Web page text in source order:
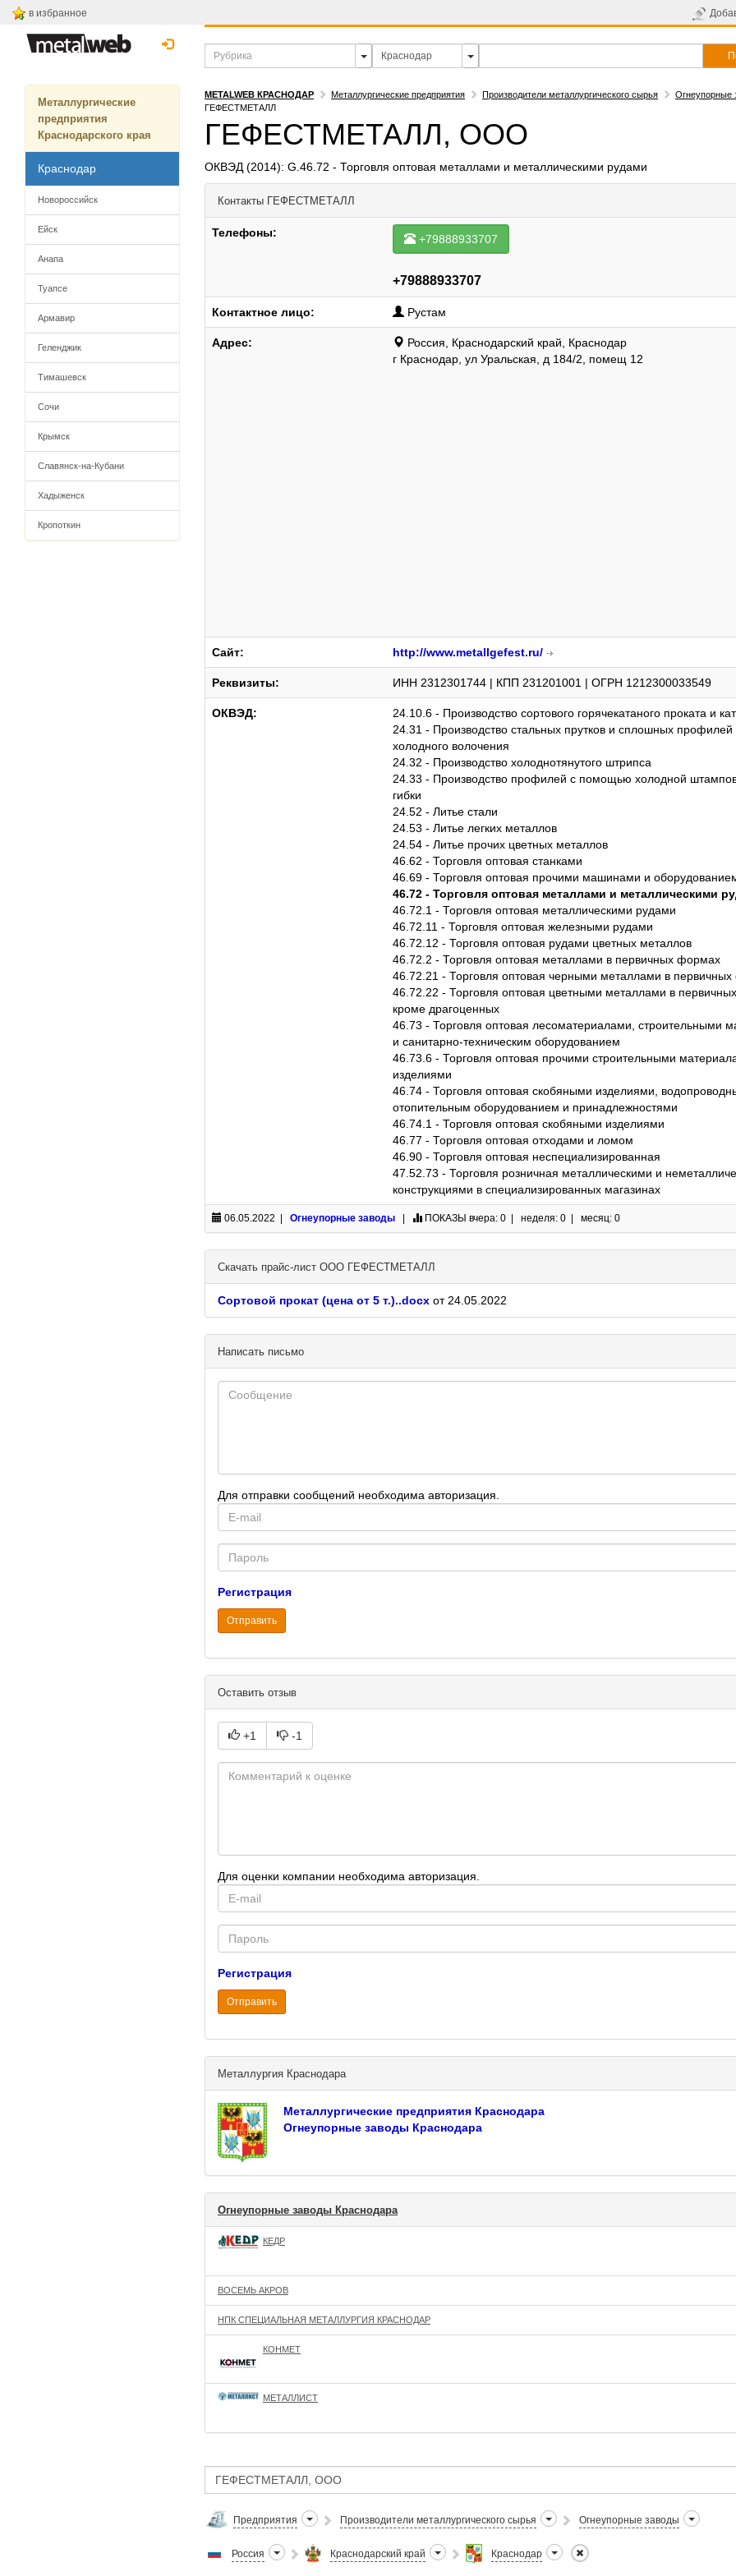
в избранное
Металлургические
предприятия
Краснодарского края
Краснодар
Новороссийск
Ейск
Анапа
Туапсе
Армавир
Геленджик
Тимашевск
Сочи
Крымск
Славянск-на-Кубани
Хадыженск
Кропоткин
METALWEB КРАСНОДАР Металлургические предприятия Производители металлургического сырья
Огнеупорные
ГЕФЕСТМЕТАЛЛ
ГЕФЕСТМЕТАЛЛ, ООО
ОКВЭД (2014): G.46.72 - Торговля оптовая металлами и металлическими рудами
Контакты ГЕФЕСТМЕТАЛЛ
Телефоны: +79888933707
+79888933707
Контактное лицо: Рустам
Адрес:
Россия, Краснодарский край, Краснодар
г Краснодар, ул Уральская, д 184/2, помещ 12
Сайт: http://www.metallgefest.ru/
Реквизиты: ИНН 2312301744 | КПП 231201001 | ОГРН 1212300033549
ОКВЭД:
24.10.6 - Производство сортового горячекатаного проката и
24.31 - Производство стальных прутков и сплошных
холодного волочения
24.32 - Производство холоднотянутого штрипса
24.33 - Производство профилей с помощью холодной
гибки
24.52 - Литье стали
24.53 - Литье легких металлов
24.54 - Литье прочих цветных металлов
46.62 - Торговля оптовая станками
46.69 - Торговля оптовая прочими машинами и
46.72 - Торговля оптовая металлами и металлическими
46.72.1 - Торговля оптовая металлическими рудами
46.72.11 - Торговля оптовая железными рудами
46.72.12 - Торговля оптовая рудами цветных металлов
46.72.2 - Торговля оптовая металлами в первичных формах
46.72.21 - Торговля оптовая черными металлами в
46.72.22 - Торговля оптовая цветными металлами в
кроме драгоценных
46.73 - Торговля оптовая лесоматериалами, строительными
и санитарно-техническим оборудованием
46.73.6 - Торговля оптовая прочими строительными
изделиями
46.74 - Торговля оптовая скобяными изделиями,
отопительным оборудованием и принадлежностями
46.74.1 - Торговля оптовая скобяными изделиями
46.77 - Торговля оптовая отходами и ломом
46.90 - Торговля оптовая неспециализированная
47.52.73 - Торговля розничная металлическими и
конструкциями в специализированных магазинах
06.05.2022 | Огнеупорные заводы ПОКАЗЫ вчера: 0 | неделя: 0 | месяц: 0
Скачать прайс-лист ООО ГЕФЕСТМЕТАЛЛ
Сортовой прокат (цена от 5 т.)..docx от 24.05.2022
Написать письмо
Для отправки сообщений необходима авторизация.
mail
Password
Регистрация
Отправить
Оставить отзыв
+1 -1
Для оценки компании необходима авторизация.
mail
Password
Регистрация
Отправить
Металлургия Краснодара
Металлургические предприятия Краснодара
Огнеупорные заводы Краснодара
Огнеупорные заводы Краснодара
КЕДР
ВОСЕМЬ АКРОВ
НПК СПЕЦИАЛЬНАЯ МЕТАЛЛУРГИЯ КРАСНОДАР
КОНМЕТ
МЕТАЛЛИСТ
Предприятия Производители металлургического сырья Огнеупорные заводы
Россия Краснодарский край Краснодар